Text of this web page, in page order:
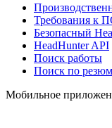
Требования к
Безопасный
HeadHunter API
Поиск работы
Поиск по
Мобильное